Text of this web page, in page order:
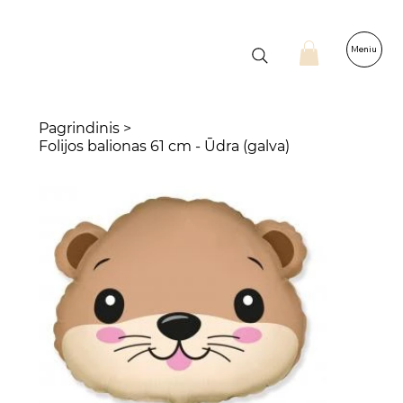
Meniu
Pagrindinis >
Folijos balionas 61 cm - Ūdra (galva)